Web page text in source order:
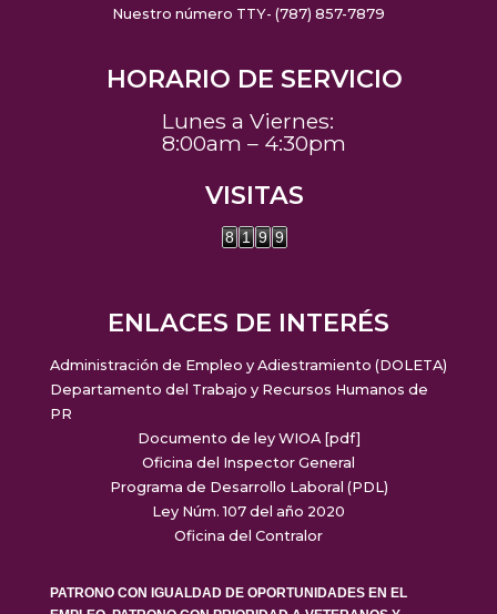
Nuestro número TTY- (787) 857-7879
HORARIO DE SERVICIO
Lunes a Viernes:
8:00am – 4:30pm
VISITAS
8 1 9 9
ENLACES DE INTERÉS
Administración de Empleo y Adiestramiento (DOLETA)
Departamento del Trabajo y Recursos Humanos de
PR
Documento de ley WIOA [pdf]
Oficina del Inspector General
Programa de Desarrollo Laboral (PDL)
Ley Núm. 107 del año 2020
Oficina del Contralor
PATRONO CON IGUALDAD DE OPORTUNIDADES EN EL